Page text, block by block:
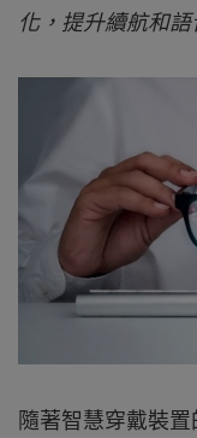
化，提升續航和語
隨著智慧穿戴裝